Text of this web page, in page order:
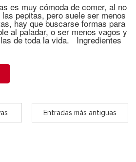
es muy cómoda de comer, al no
pepitas, pero suele ser menos
hay que buscarse formas para
al paladar, o ser menos vagos y
de toda la vida. Ingredientes
Entradas más antiguas